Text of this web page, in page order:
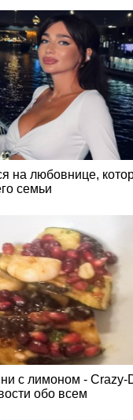
на любовнице,
семьи
с лимоном - Crazy-
обо всем